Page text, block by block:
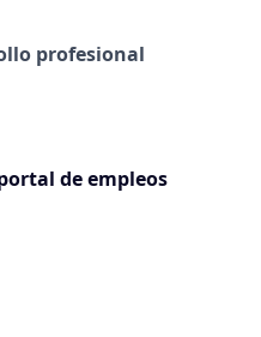
profesional
de empleos